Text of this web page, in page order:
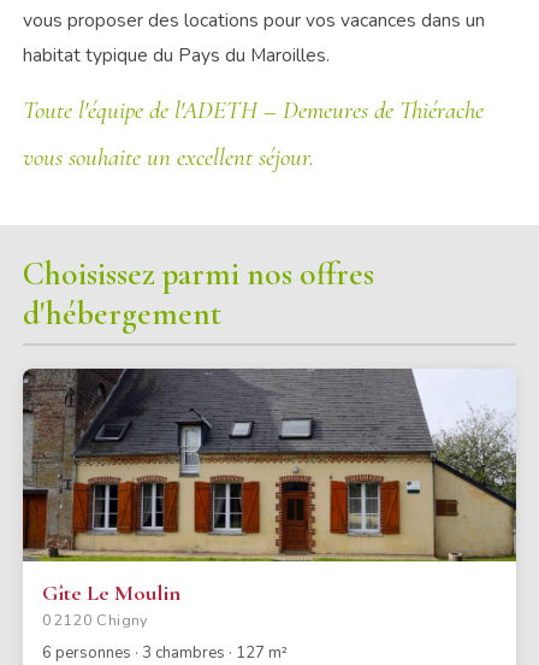
vous proposer des locations pour vos vacances dans un
habitat typique du Pays du Maroilles.
Toute l'équipe de l'ADETH – Demeures de Thiérache
vous souhaite un excellent séjour.
Choisissez parmi nos offres
d'hébergement
Gîte Le Moulin
02120 Chigny
6 personnes · 3 chambres · 127 m²